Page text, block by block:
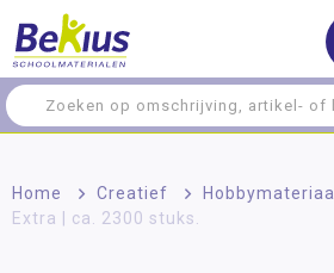
Home > Creatief > Hobbymateriaal
Extra | ca. 2300 stuks.